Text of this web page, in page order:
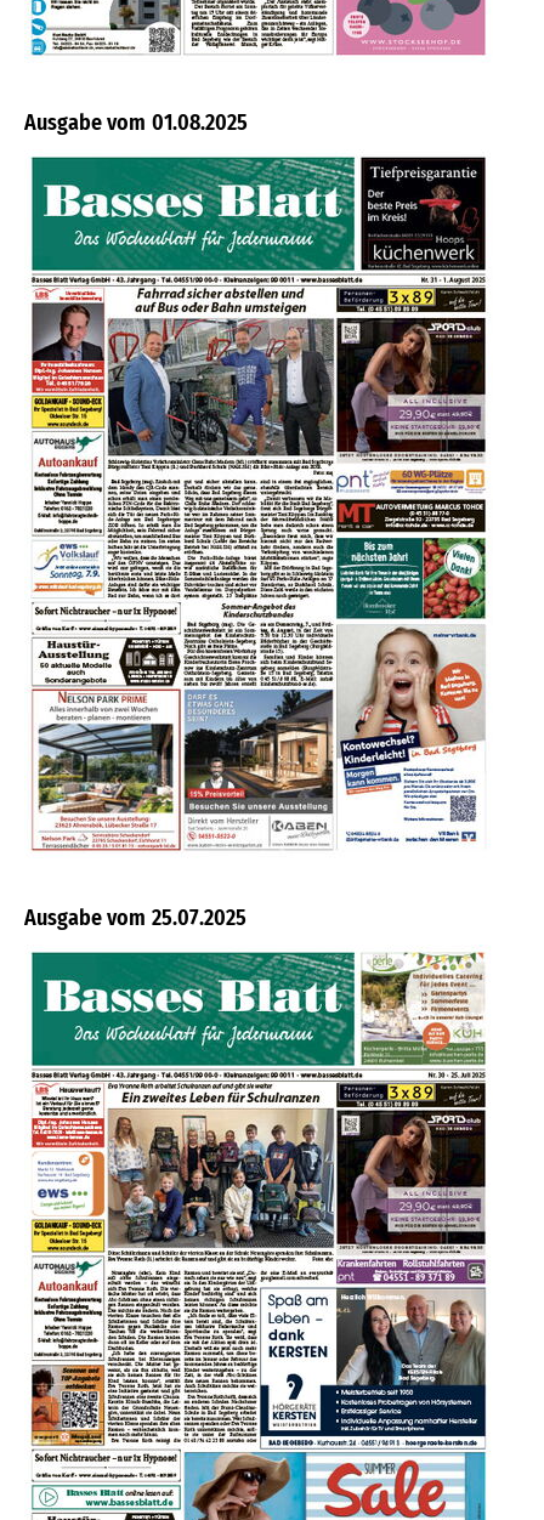
01.08.2025
25.07.2025